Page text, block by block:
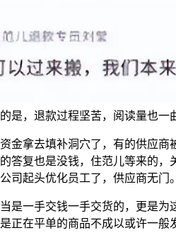
是，退款过程坚苦，阅读量也一
拿去填补洞穴了，有的供应商
答复也是没钱，住范儿等来的，
司起头优化员工了，供应商无门。
手交钱一手交货的，更是为这
正在平单的商品不成以或许一般